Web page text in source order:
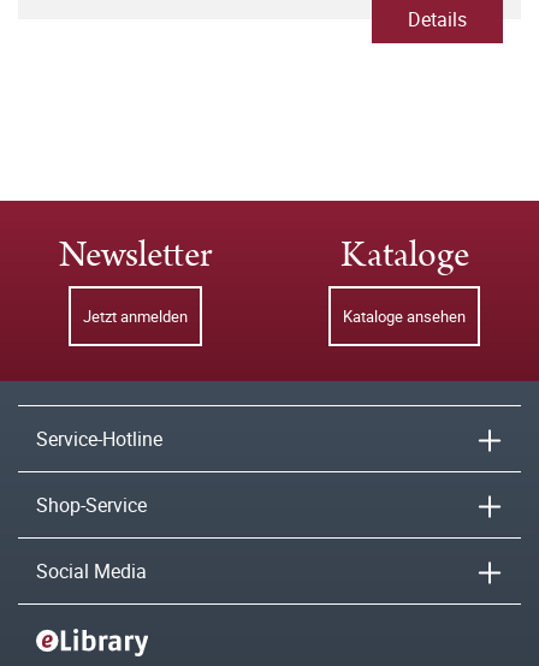
Details
Newsletter
Jetzt anmelden
Kataloge
Kataloge ansehen
Service-Hotline
Shop-Service
Social Media